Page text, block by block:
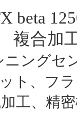
beta
複合加
ニングセ
ト、フ
工、精